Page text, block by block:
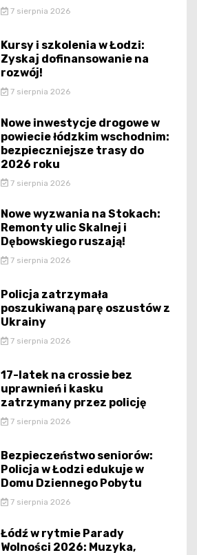
7 sierpnia 2026
Kursy i szkolenia w Łodzi:
Zyskaj dofinansowanie na
rozwój!
7 sierpnia 2026
Nowe inwestycje drogowe w
powiecie łódzkim wschodnim:
bezpieczniejsze trasy do
2026 roku
7 sierpnia 2026
Nowe wyzwania na Stokach:
Remonty ulic Skalnej i
Dębowskiego ruszają!
7 sierpnia 2026
Policja zatrzymała
poszukiwaną parę oszustów z
Ukrainy
7 sierpnia 2026
17-latek na crossie bez
uprawnień i kasku
zatrzymany przez policję
7 sierpnia 2026
Bezpieczeństwo seniorów:
Policja w Łodzi edukuje w
Domu Dziennego Pobytu
7 sierpnia 2026
Łódź w rytmie Parady
Wolności 2026: Muzyka,